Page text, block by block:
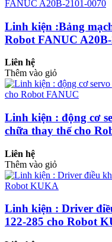
Linh kiện :Bảng
Robot FANUC
Liên hệ
Thêm vào giỏ
Linh kiện : động cơ
chữa thay thế cho
Liên hệ
Thêm vào giỏ
Linh kiện : Driver
122-285 cho Robot